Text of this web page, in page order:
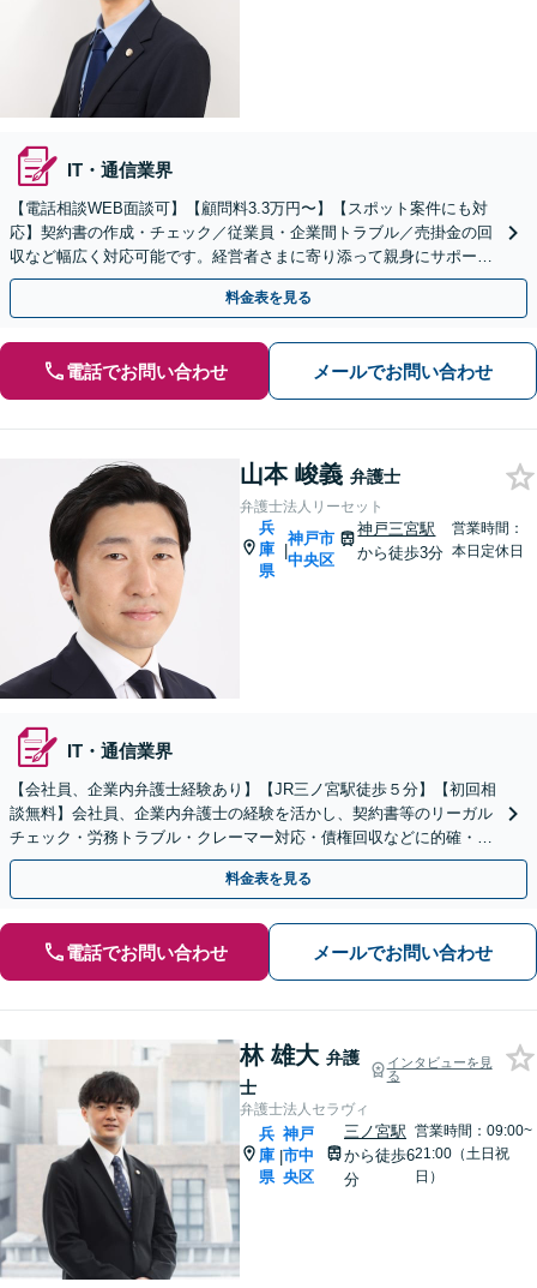
IT・通信業界
【電話相談WEB面談可】【顧問料3.3万円〜】【スポット案件にも対
応】契約書の作成・チェック／従業員・企業間トラブル／売掛金の回
収など幅広く対応可能です。経営者さまに寄り添って親身にサポート
いたします。個人事業主・フリーランスにも対応。
料金表を見る
電話でお問い合わせ メールでお問い合わせ
山本 峻義 弁護士
弁護士法人リーセット
兵
庫
県
|
神戸市
中央区
神戸三宮駅
から徒歩3分
営業時間：
本日定休日
IT・通信業界
【会社員、企業内弁護士経験あり】【JR三ノ宮駅徒歩５分】【初回相
談無料】会社員、企業内弁護士の経験を活かし、契約書等のリーガル
チェック・労務トラブル・クレーマー対応・債権回収などに的確・ス
ピーディに対応します。
料金表を見る
電話でお問い合わせ メールでお問い合わせ
林 雄大 弁護
士
インタビューを見
る
弁護士法人セラヴィ
兵
庫
県
|
神戸
市中
央区
三ノ宮駅
から徒歩6
分
営業時間：09:00~
21:00（土日祝
日）